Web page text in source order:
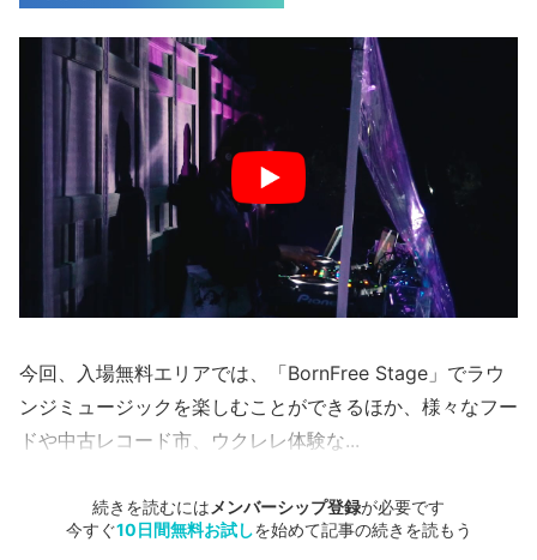
今回、入場無料エリアでは、「BornFree Stage」でラウ
ンジミュージックを楽しむことができるほか、様々なフー
ドや中古レコード市、ウクレレ体験な...
続きを読むには メンバーシップ登録が必要です
今すぐ10日間無料お試しを始めて記事の続きを読もう